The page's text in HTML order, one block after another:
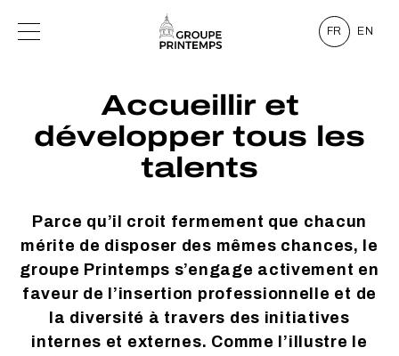
FR EN
Accueillir et
développer tous les
talents
Parce qu’il croit fermement que chacun
mérite de disposer des mêmes chances, le
groupe Printemps s’engage activement en
faveur de l’insertion professionnelle et de
la diversité à travers des initiatives
internes et externes. Comme l’illustre le